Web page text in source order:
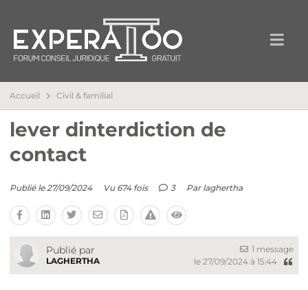
Accueil Civil & familial
lever dinterdiction de
contact
Publié le 27/09/2024 Vu 674 fois 3 Par laghertha
Publié par
LAGHERTHA
1 message
le 27/09/2024 à 15:44